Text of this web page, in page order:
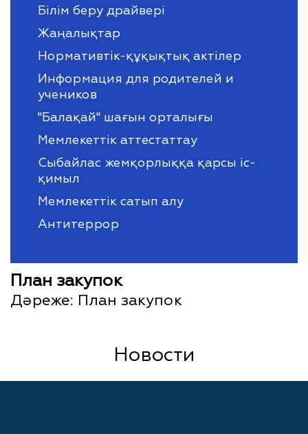
Білім беру драйвері
Жаңалықтар
Нормативтік-құқықтық актілер
Информация для родителей и
учеников
"Балақай" шағын орталығы
Мемлекеттік аттестаттау
Сыбайлас жемқорлыққа қарсы іс-
қимыл
Мемлекеттік сатып алу
Антитеррор
План закупок
Дәреже: План закупок
Новости